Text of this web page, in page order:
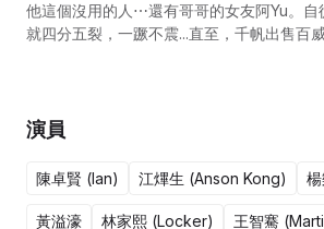
他這個沒用的人⋯還有哥哥的女友阿Yu。
就四分五裂，一蹶不震...直至，千帆出售百
演員
陳卓賢 (Ian) 江熚生 (Anson Kong)
黃溢濠 林家熙 (Locker) 王智騫